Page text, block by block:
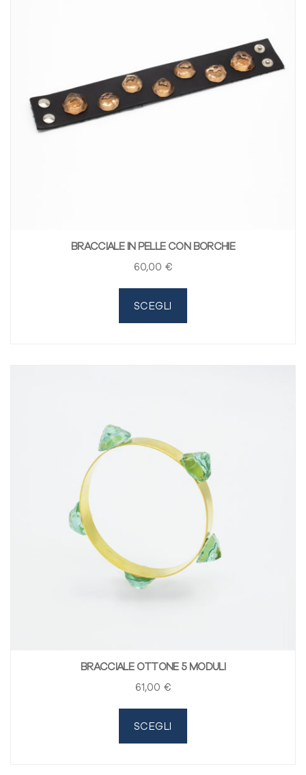
BRACCIALE IN PELLE CON BORCHIE
60,00 €
SCEGLI
BRACCIALE OTTONE 5 MODULI
61,00 €
SCEGLI